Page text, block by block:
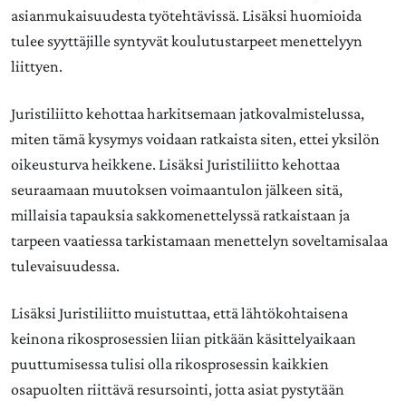
asianmukaisuudesta työtehtävissä. Lisäksi huomioida
tulee syyttäjille syntyvät koulutustarpeet menettelyyn
liittyen.
Juristiliitto kehottaa harkitsemaan jatkovalmistelussa,
miten tämä kysymys voidaan ratkaista siten, ettei yksilön
oikeusturva heikkene. Lisäksi Juristiliitto kehottaa
seuraamaan muutoksen voimaantulon jälkeen sitä,
millaisia tapauksia sakkomenettelyssä ratkaistaan ja
tarpeen vaatiessa tarkistamaan menettelyn soveltamisalaa
tulevaisuudessa.
Lisäksi Juristiliitto muistuttaa, että lähtökohtaisena
keinona rikosprosessien liian pitkään käsittelyaikaan
puuttumisessa tulisi olla rikosprosessin kaikkien
osapuolten riittävä resursointi, jotta asiat pystytään